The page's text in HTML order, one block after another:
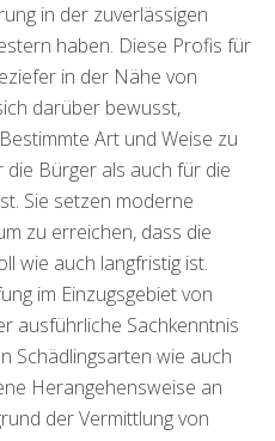
in der zuverlässigen
haben. Diese Profis für
in der Nähe von
darüber bewusst,
Art und Weise zu
Bürger als auch für die
Sie setzen moderne
zu erreichen, dass die
wie auch langfristig ist.
im Einzugsgebiet von
ausführliche Sachkenntnis
Schädlingsarten wie auch
Herangehensweise an
der Vermittlung von